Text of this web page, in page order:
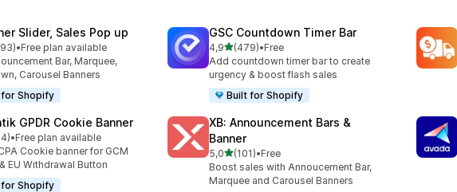
Slider, Sales Pop up
recenzí: 1193
•Free plan available
Bar, Marquee,
Carousel Banners
Shopify
GSC Countdown Timer Bar
4,9z 5 hvězd
(479)
Celkový počet recenzí: 479
•Free
Add countdown timer bar to create
urgency & boost flash sales
Built for Shopify
GPDR Cookie Banner
recenzí: 264
•Free plan available
Cookie banner for GCM
EU Withdrawal Button
Shopify
XB: Announcement Bars &
Banner
5,0z 5 hvězd
(101)
Celkový počet recenzí: 101
•Free
Boost sales with Annoucement Bar,
Marquee and Carousel Banners